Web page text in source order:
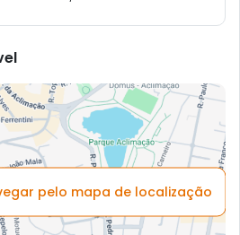
pelo mapa de localização